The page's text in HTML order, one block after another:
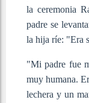
la ceremonia
padre se
la hija ríe: "Era
"Mi padre fue
muy humana.
lechera y un